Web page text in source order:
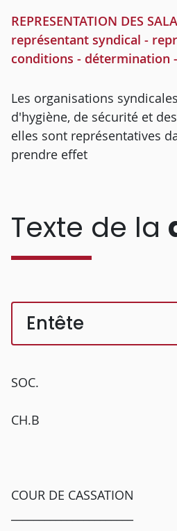
REPRESENTATION DES
représentant syndical -
conditions - détermination
Les organisations
d'hygiène, de sécurité et
elles sont représentatives
prendre effet
Texte de la
Entête
SOC.
CH.B
COUR DE CASSATION